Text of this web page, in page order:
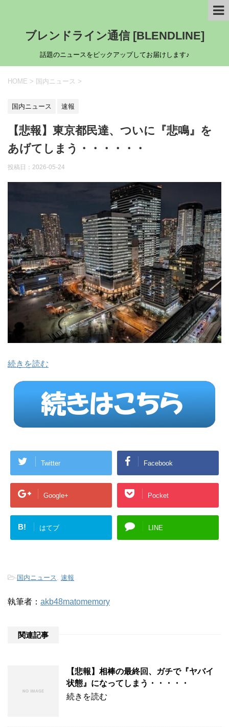
ブレンドライン通信 [BLENDLINE]
話題のニュースをピックアップしてお届けします♪
HOME > 国内ニュース >
国内ニュース 速報
【悲報】東京都民達、ついに『悲鳴』を
あげてしまう・・・・・・
投稿日： 2026-05-24
続きを読む
Twitter Facebook
Google+ Pocket
B! はてブ LINE
-国内ニュース, 速報
執筆者： akb48matomemory
関連記事
【悲報】相棒の最終回、ガチで『ヤバイ
状態』になってしまう・・・・・
続きを読む